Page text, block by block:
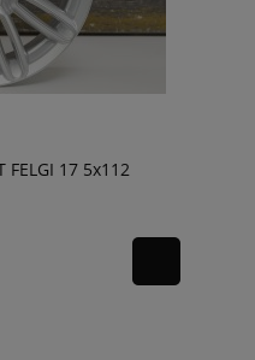
FELGI 17 5x112